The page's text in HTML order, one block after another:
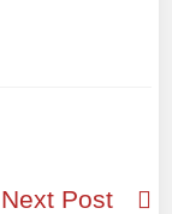
Next Post